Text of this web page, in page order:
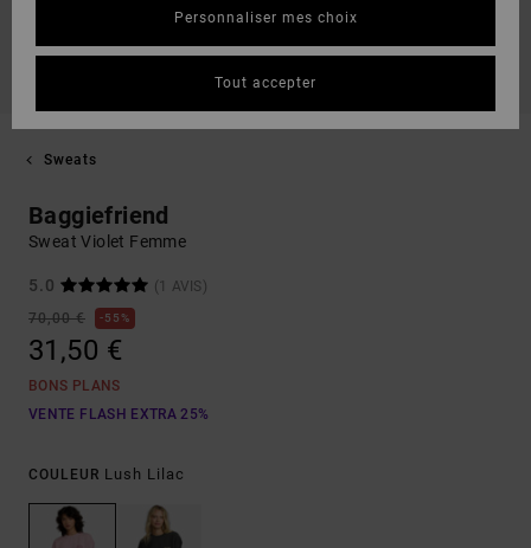
Sweats
Baggiefriend
Sweat Violet Femme
5.0
(1 AVIS)
70,00 €
55%
31,50 €
BONS PLANS
VENTE FLASH EXTRA 25%
COULEUR Lush Lilac
Personnaliser mes choix
Tout accepter